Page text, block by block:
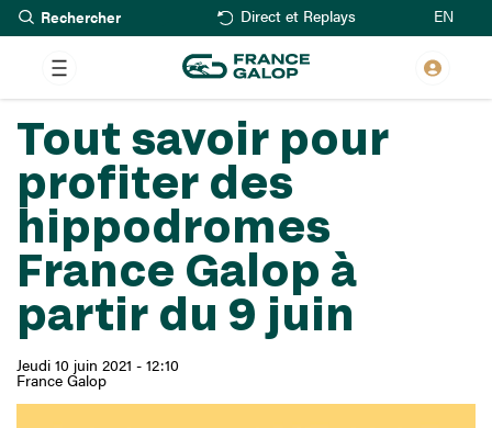
Aller
au
contenu
principal
Rechercher Direct et Replays EN
Tout savoir pour
profiter des
hippodromes
France Galop à
partir du 9 juin
Jeudi 10 juin 2021 - 12:10
France Galop